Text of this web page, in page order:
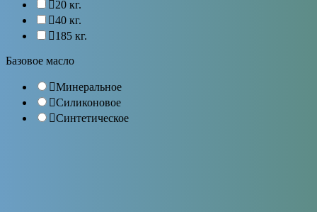
20 кг.
40 кг.
185 кг.
Базовое масло
Минеральное
Силиконовое
Синтетическое